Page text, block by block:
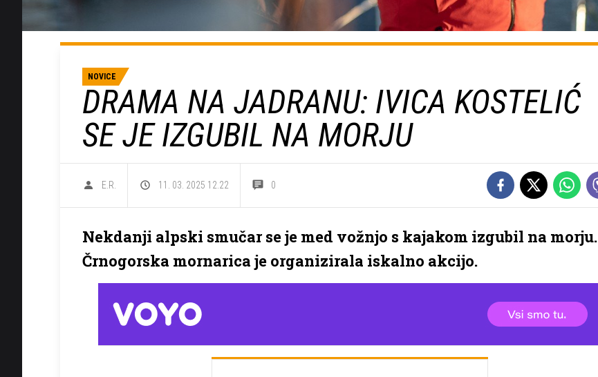
NOVICE
DRAMA NA JADRANU: IVICA KOSTELIĆ
SE JE IZGUBIL NA MORJU
E.R. 11. 03. 2025 12.22 0
Nekdanji alpski smučar se je med vožnjo s kajakom izgubil na morju.
Črnogorska mornarica je organizirala iskalno akcijo.